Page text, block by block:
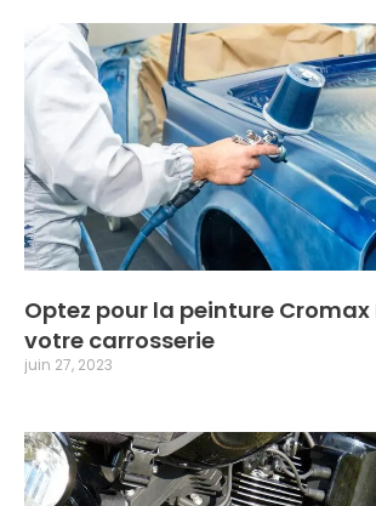
Optez pour la peinture Cromax
votre carrosserie
juin 27, 2023